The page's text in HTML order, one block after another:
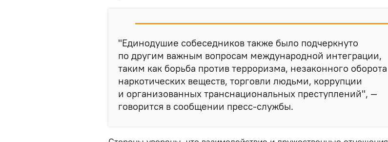
"Единодушие собеседников также было подчеркнуто
по другим важным вопросам международной интеграции,
таким как борьба против терроризма, незаконного оборота
наркотических веществ, торговли людьми, коррупции
и организованных транснациональных преступлений", —
говорится в сообщении пресс-службы.